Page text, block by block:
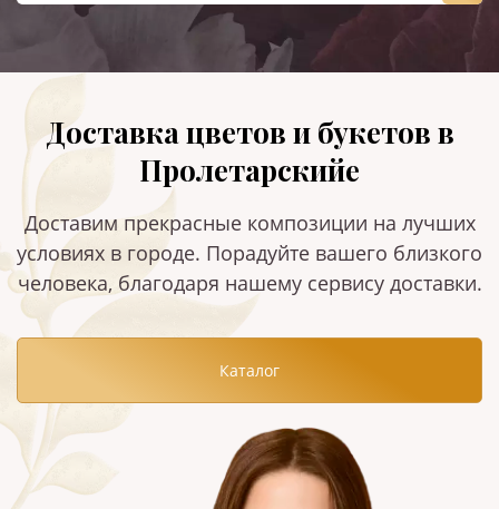
Доставка цветов и букетов в
Пролетарскийе
Доставим прекрасные композиции на лучших
условиях в городе. Порадуйте вашего близкого
человека, благодаря нашему сервису доставки.
Каталог